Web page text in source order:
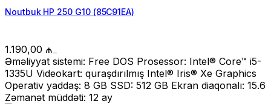
Noutbuk HP 250 G10 (85C91EA)
1.190,00 ₼
Əməliyyat sistemi: Free DOS Prosessor: Intel® Core™ i5-
1335U Videokart: quraşdırılmış Intel® Iris® Xe Graphics
Operativ yaddaş: 8 GB SSD: 512 GB Ekran diaqonalı: 15.6
Zəmanət müddəti: 12 ay